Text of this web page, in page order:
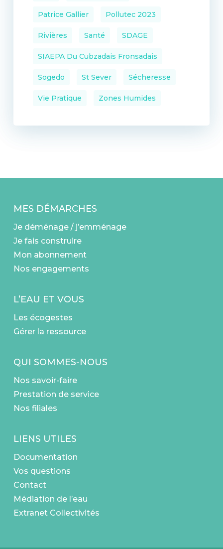
Patrice Gallier Pollutec 2023
Rivières Santé SDAGE
SIAEPA Du Cubzadais Fronsadais
Sogedo St Sever Sécheresse
Vie Pratique Zones Humides
MES DÉMARCHES
Je déménage / j’emménage
Je fais construire
Mon abonnement
Nos engagements
L’EAU ET VOUS
Les écogestes
Gérer la ressource
QUI SOMMES-NOUS
Nos savoir-faire
Prestation de service
Nos filiales
LIENS UTILES
Documentation
Vos questions
Contact
Médiation de l’eau
Extranet Collectivités